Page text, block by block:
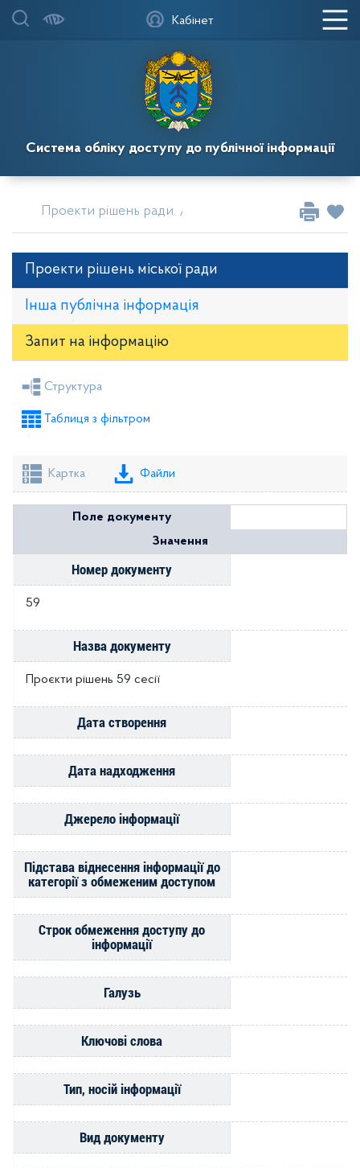
Система обліку доступу до публічної інформації
Кабінет
Проекти рішень ради Проєкти рішень сесії
Проекти рішень міської ради
Інша публічна інформація
Запит на iнформацію
Рішення міської ради
Розпорядження голови
Структура
Таблиця з фільтром
Картка Файли
Поле документу
Значення
Номер документу
59
Назва документу
Проєкти рішень 59 сесії
Дата створення
Дата надходження
Джерело інформації
Підстава віднесення інформації до
категорії з обмеженим доступом
Строк обмеження доступу до
інформації
Галузь
Ключові слова
Тип, носій інформації
Вид документу